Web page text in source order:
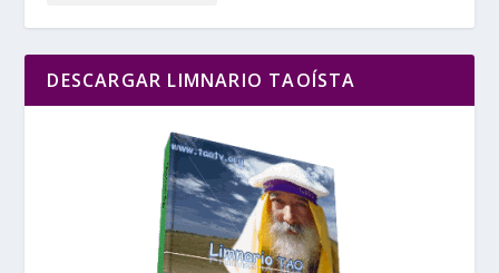
DESCARGAR LIMNARIO TAOÍSTA